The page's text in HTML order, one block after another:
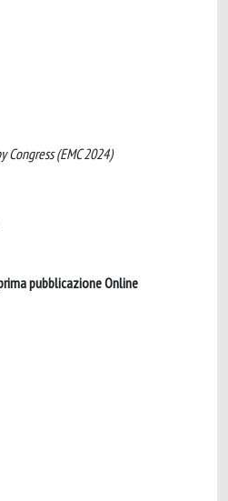
Congress (EMC 2024)
pubblicazione Online